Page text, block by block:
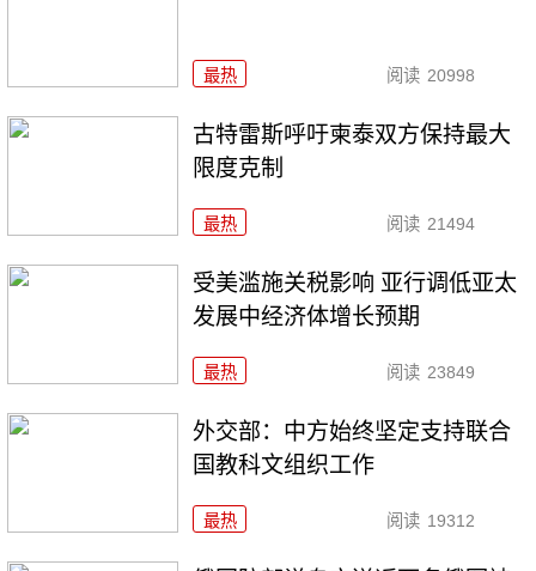
最热 阅读 20998
古特雷斯呼吁柬泰双方保持最大
限度克制
最热 阅读 21494
受美滥施关税影响 亚行调低亚太
发展中经济体增长预期
最热 阅读 23849
外交部：中方始终坚定支持联合
国教科文组织工作
最热 阅读 19312